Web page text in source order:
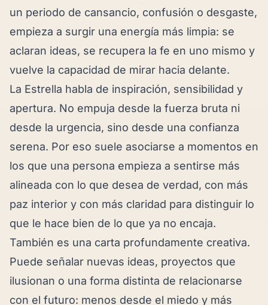
un periodo de cansancio, confusión o desgaste,
empieza a surgir una energía más limpia: se
aclaran ideas, se recupera la fe en uno mismo y
vuelve la capacidad de mirar hacia delante.
La Estrella habla de inspiración, sensibilidad y
apertura. No empuja desde la fuerza bruta ni
desde la urgencia, sino desde una confianza
serena. Por eso suele asociarse a momentos en
los que una persona empieza a sentirse más
alineada con lo que desea de verdad, con más
paz interior y con más claridad para distinguir lo
que le hace bien de lo que ya no encaja.
También es una carta profundamente creativa.
Puede señalar nuevas ideas, proyectos que
ilusionan o una forma distinta de relacionarse
con el futuro: menos desde el miedo y más